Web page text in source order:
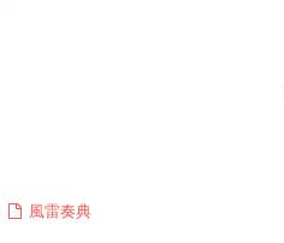
風雷奏典